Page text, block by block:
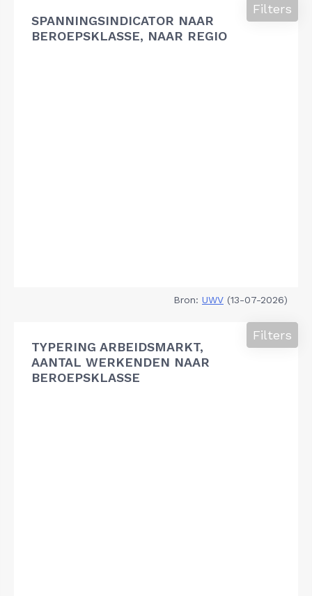
SPANNINGSINDICATOR NAAR
BEROEPSKLASSE, NAAR REGIO
Filters
Bron: UWV (13-07-2026)
TYPERING ARBEIDSMARKT,
AANTAL WERKENDEN NAAR
BEROEPSKLASSE
Filters